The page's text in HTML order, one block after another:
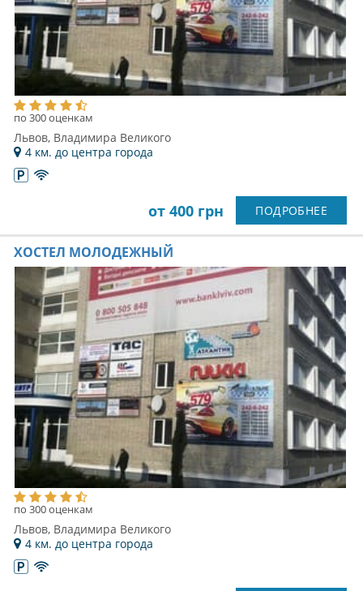
по 300 оценкам
Львов, Владимира Великого
4 км. до центра города
от 400 грн ПОДРОБНЕЕ
ХОСТЕЛ МОЛОДЕЖНЫЙ
по 300 оценкам
Львов, Владимира Великого
4 км. до центра города